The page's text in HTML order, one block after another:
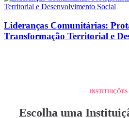
Lideranças Comunitárias:
Transformação Territorial e
INSTITUIÇÕES
Escolha uma